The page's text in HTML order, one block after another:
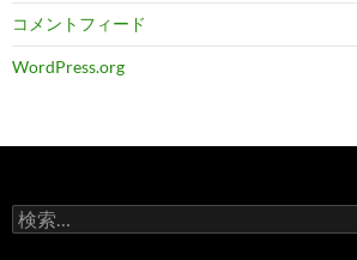
コメントフィード
WordPress.org
検
索: